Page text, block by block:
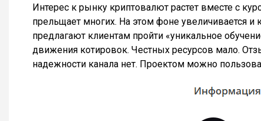
Интерес к рынку криптовалют растет вместе с
прельщает многих. На этом фоне увеличивается
предлагают клиентам пройти «уникальное
движения котировок. Честных ресурсов мало.
надежности канала нет. Проектом можно